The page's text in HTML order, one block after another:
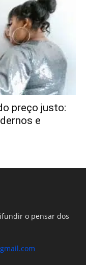
preço justo:
e
o pensar dos